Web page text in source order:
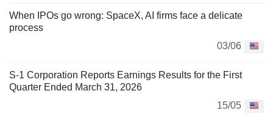
When IPOs go wrong: SpaceX, AI firms face a delicate
process
03/06
S-1 Corporation Reports Earnings Results for the First
Quarter Ended March 31, 2026
15/05